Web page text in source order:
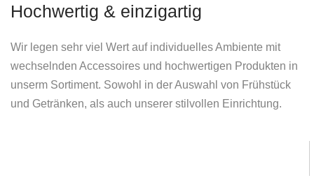
Hochwertig & einzigartig
Wir legen sehr viel Wert auf individuelles Ambiente mit
wechselnden Accessoires und hochwertigen Produkten in
unserm Sortiment. Sowohl in der Auswahl von Frühstück
und Getränken, als auch unserer stilvollen Einrichtung.